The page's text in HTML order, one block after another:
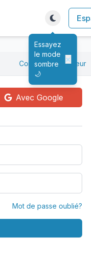
Essayez
le mode
sombre
🌙
×
Connexion recruteur
Avec Google
Mot de passe oublié?